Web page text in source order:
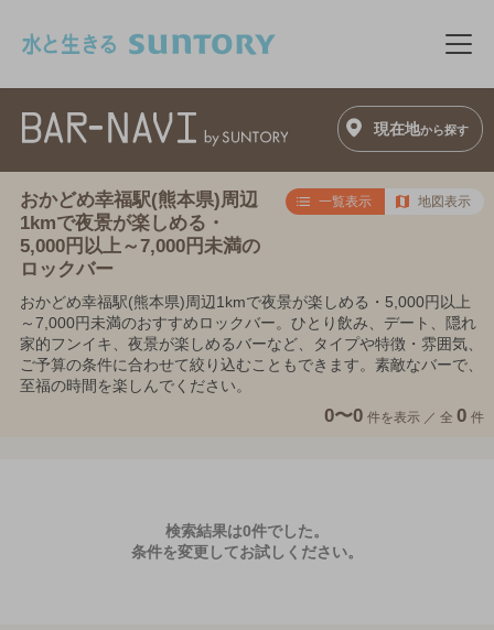
メ
現在地から探す
おかどめ幸福駅(熊本県)周辺
1kmで夜景が楽しめる・
5,000円以上～7,000円未満の
ロックバー
一覧表示 地図表示
おかどめ幸福駅(熊本県)周辺1kmで夜景が楽しめる・5,000円以上
～7,000円未満のおすすめロックバー。ひとり飲み、デート、隠れ
家的フンイキ、夜景が楽しめるバーなど、タイプや特徴・雰囲気、
ご予算の条件に合わせて絞り込むこともできます。素敵なバーで、
至福の時間を楽しんでください。
0〜0 件を表示 ／ 全 0 件
検索結果は0件でした。
条件を変更してお試しください。